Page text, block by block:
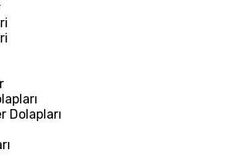
Dolapları